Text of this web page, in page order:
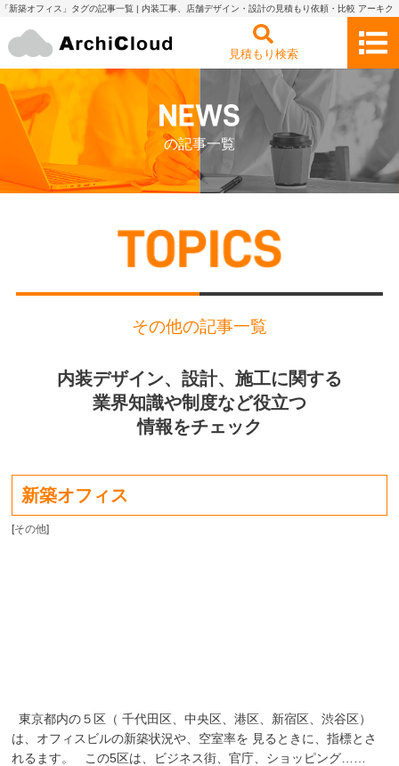
「新築オフィス」タグの記事一覧 | 内装工事、店舗デザイン・設計の見積もり依頼・比較 アーキク
見積もり検索
の記事一覧
その他の記事一覧
内装デザイン、設計、施工に関する
業界知識や制度など役立つ
情報をチェック
新築オフィス
[その他]
東京都内の５区（ 千代田区、中央区、港区、新宿区、渋谷区）
は、オフィスビルの新築状況や、空室率を 見るときに、指標とさ
れるます。 この5区は、ビジネス街、官庁、ショッピング……